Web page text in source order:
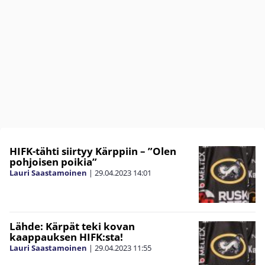
HIFK-tähti siirtyy Kärppiin – ”Olen
pohjoisen poikia”
Lauri Saastamoinen | 29.04.2023 14:01
Lähde: Kärpät teki kovan
kaappauksen HIFK:sta!
Lauri Saastamoinen | 29.04.2023 11:55